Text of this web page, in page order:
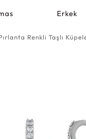
Erkek
Renkli Taşlı